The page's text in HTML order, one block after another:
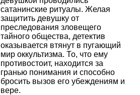
сатанинские ритуалы. Желая
защитить девушку от
преследования зловещего
тайного общества, детектив
оказывается втянут в пугающий
мир оккультизма. То, что ему
противостоит, находится за
гранью понимания и способно
бросить вызов его убеждениям и
вере.